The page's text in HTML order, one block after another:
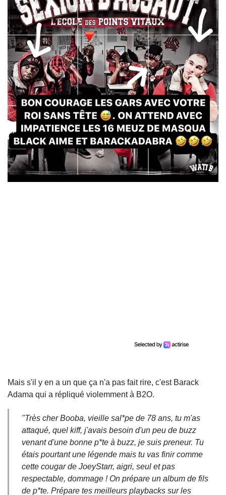
Mais s'il y en a un que ça n'a pas fait rire, c'est Barack
Adama qui a répliqué violemment à B2O.
"Très cher Booba, vieille sal*pe de 78 ans, tu m'as
attaqué, quel kiff, j'avais besoin d'un peu de buzz
venant d'une bonne p*te à buzz, je suis preneur. Tu
étais pourtant une légende mais tu vas finir comme
cette cougar de JoeyStarr, aigri, seul et pas
respectable, dommage ! On prépare un album de fils
de p*te. Prépare tes meilleurs playbacks sur les